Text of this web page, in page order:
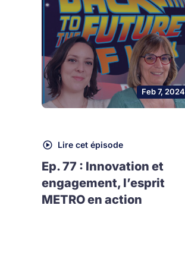
Feb 7, 2024
Lire cet épisode
Ep. 77 : Innovation et
engagement, l’esprit
METRO en action